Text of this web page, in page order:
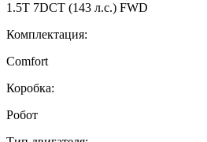
1.5T 7DCT (143 л.с.) FWD
Комплектация:
Comfort
Коробка:
Робот